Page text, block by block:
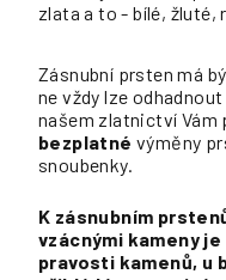
zlata a to - bílé, žluté,
Zásnubní prsten má
ne vždy lze
našem zlatnictví
bezplatné výměny
snoubenky.
K zásnubním
vzácnými kameny
pravosti kamenů, u